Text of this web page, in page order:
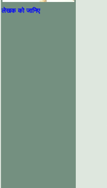
लेखक को जानिए